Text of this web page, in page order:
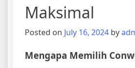
Maksimal
Posted on July 16, 2024 by
Mengapa Memilih